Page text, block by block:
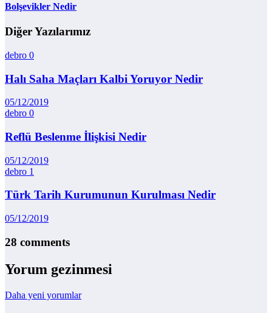
Bolşevikler Nedir
Diğer Yazılarımız
debro 0
Halı Saha Maçları Kalbi Yoruyor Nedir
05/12/2019
debro 0
Reflü Beslenme İlişkisi Nedir
05/12/2019
debro 1
Türk Tarih Kurumunun Kurulması Nedir
05/12/2019
28 comments
Yorum gezinmesi
Daha yeni yorumlar